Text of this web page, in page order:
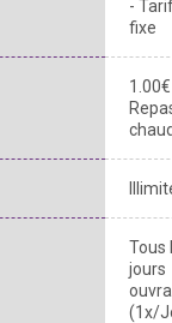
-
fixe
1.00€
Tous
jours
(1x/